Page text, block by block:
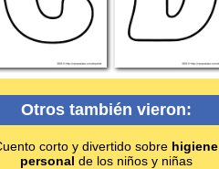
Otros también vieron:
corto y divertido sobre higiene
personal de los niños y niñas